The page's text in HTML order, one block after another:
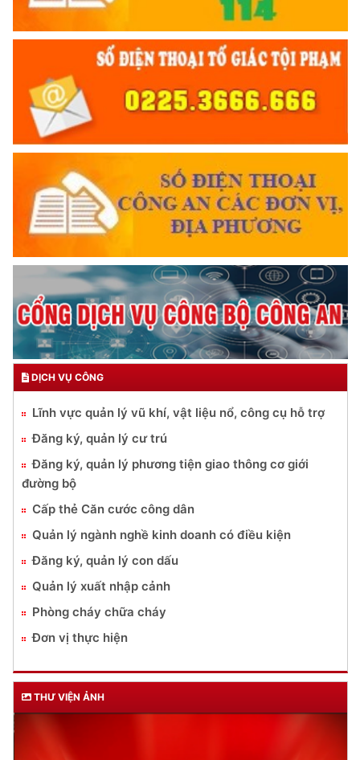
DỊCH VỤ CÔNG
Lĩnh vực quản lý vũ khí, vật liệu nổ, công cụ hỗ trợ
Đăng ký, quản lý cư trú
Đăng ký, quản lý phương tiện giao thông cơ giới
đường bộ
Cấp thẻ Căn cước công dân
Quản lý ngành nghề kinh doanh có điều kiện
Đăng ký, quản lý con dấu
Quản lý xuất nhập cảnh
Phòng cháy chữa cháy
Đơn vị thực hiện
THƯ VIỆN ẢNH